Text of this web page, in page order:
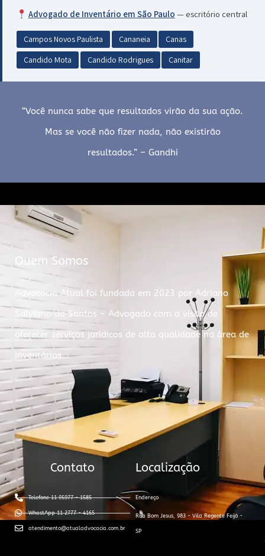
Advogado de Inventário em São Paulo — escritório central
Campos Novos Paulista Cananeia
Canas
Candido Mota
Candido Rodrigues Canitar
“Você nunca sabe que resultados virão da sua ação.
Mas se você não fizer nada, não existirão
resultados.” – Gandhi
Quem Somos
Advocacia Atual foi fundada em 2023 por Adriano
Salviano do Santos – Advogado com a visão de
oferecer serviços jurídicos de alta qualidade na área de
inventários.
Contato
Telefone 11 95977 - 1585
WhastApp 11 2777 - 4165
atendimento@atualadvocacia.com.br
Localização
Endereço
Rua Bom Jesus, 983 - Vila Regente Feijó -
SP